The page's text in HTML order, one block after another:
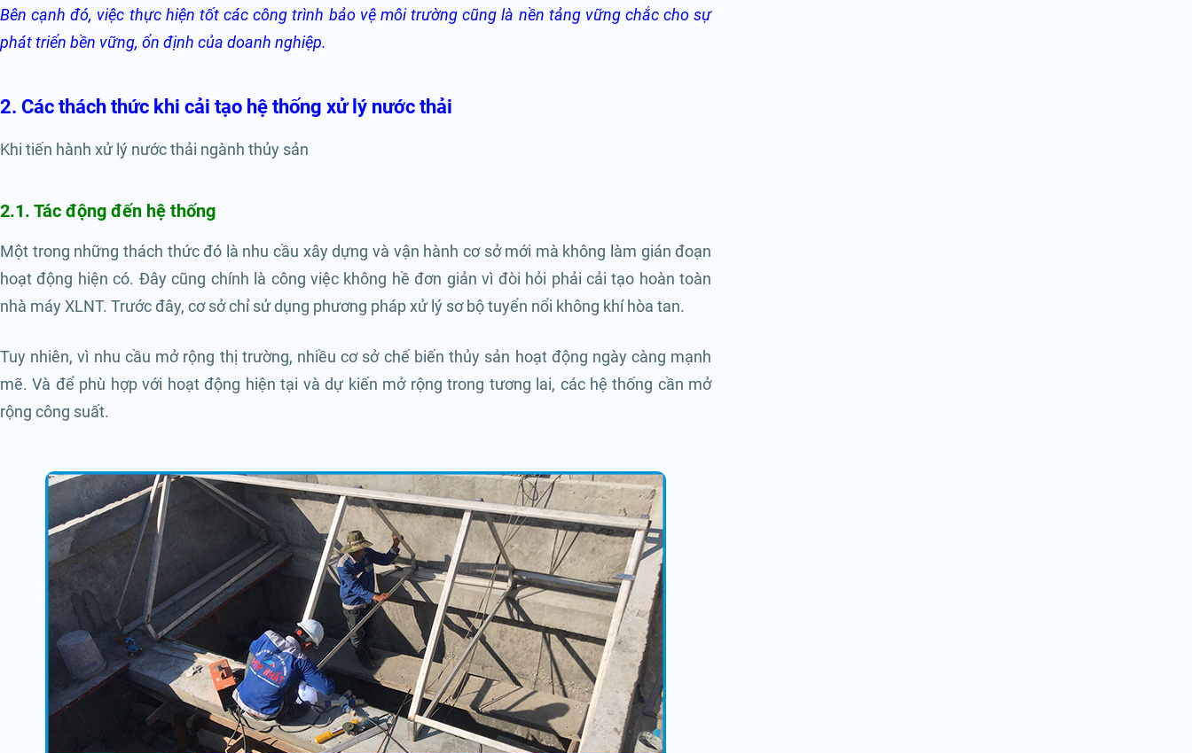
Bên cạnh đó, việc thực hiện tốt các công trình bảo vệ môi trường cũng là nền tảng vững chắc cho sự
phát triển bền vững, ổn định của doanh nghiệp.
2. Các thách thức khi cải tạo hệ thống xử lý nước thải
Khi tiến hành xử lý nước thải ngành thủy sản
2.1. Tác động đến hệ thống
Một trong những thách thức đó là nhu cầu xây dựng và vận hành cơ sở mới mà không làm gián đoạn
hoạt động hiện có. Đây cũng chính là công việc không hề đơn giản vì đòi hỏi phải cải tạo hoàn toàn
nhà máy XLNT. Trước đây, cơ sở chỉ sử dụng phương pháp xử lý sơ bộ tuyển nổi không khí hòa tan.
Tuy nhiên, vì nhu cầu mở rộng thị trường, nhiều cơ sở chế biến thủy sản hoạt động ngày càng mạnh
mẽ. Và để phù hợp với hoạt động hiện tại và dự kiến mở rộng trong tương lai, các hệ thống cần mở
rộng công suất.